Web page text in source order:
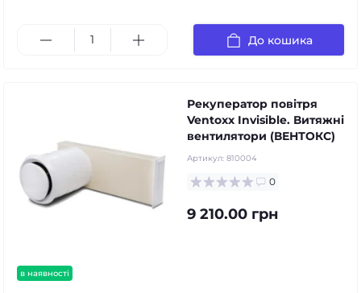
До кошика
в наявності
Рекуператор повітря
Ventoxx Invisible. Витяжні
вентилятори (ВЕНТОКС)
Артикул: 810004
0
9 210.00 грн